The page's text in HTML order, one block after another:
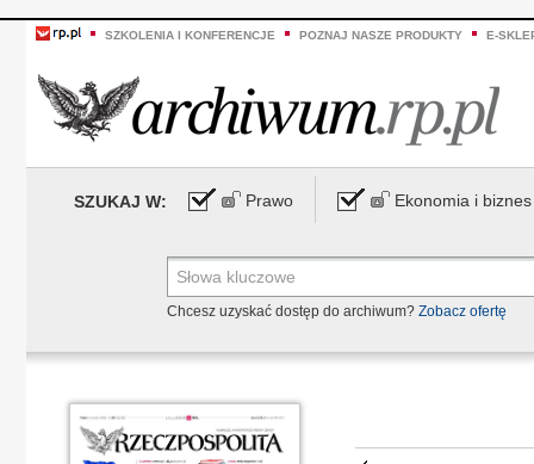
SZKOLENIA I KONFERENCJE POZNAJ NASZE PRODUKTY E-
SZUKAJ W: Prawo Ekonomia i biznes
Chcesz uzyskać dostęp do archiwum? Zobacz ofertę